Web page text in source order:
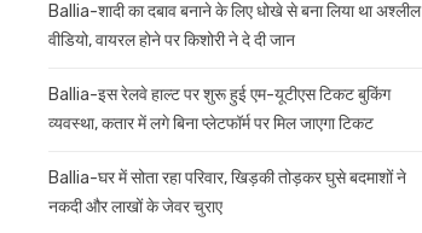
Ballia-शादी का दबाव बनाने के लिए धोखे से बना लिया था अश्लील
वीडियो, वायरल होने पर किशोरी ने दे दी जान
Ballia-इस रेलवे हाल्ट पर शुरू हुई एम-यूटीएस टिकट बुकिंग
व्यवस्था, कतार में लगे बिना प्लेटफॉर्म पर मिल जाएगा टिकट
Ballia-घर में सोता रहा परिवार, खिड़की तोड़कर घुसे बदमाशों ने
नकदी और लाखों के जेवर चुराए